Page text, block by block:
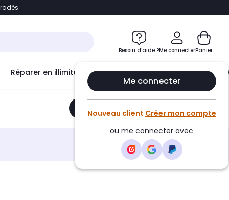
Accéder directement au chatbot
Besoin d'aide ?Me connecter
Me connecter
Nouveau client Créer mon compte
ou me connecter avec
Panier
Réparer en illimité avec Le Club Infinity
Ajouter au panier